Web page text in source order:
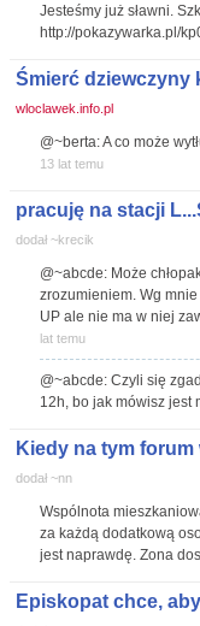
Jesteśmy już sławni.
http://pokazywarka.pl/
Śmierć dziewczyny
wloclawek.info.pl
@~berta: A co może
13 lat temu
pracuję na stacji
dodał ~krecik
@~abcde: Może
zrozumieniem. Wg
UP ale nie ma w niej
lat temu
@~abcde: Czyli się
12h, bo jak mówisz jest
Kiedy na tym forum
dodał ~nn
Wspólnota
za każdą dodatkową
jest naprawdę. Zona
Episkopat chce,